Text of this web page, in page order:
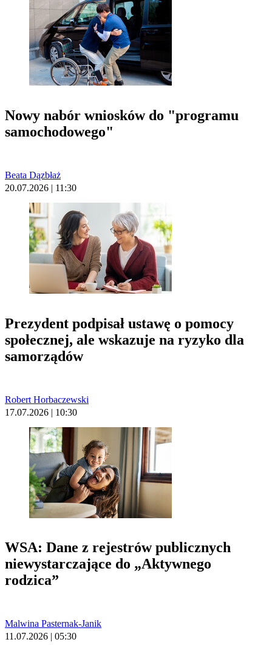
Nowy nabór wniosków do "programu
samochodowego"
Beata Dązbłaż
20.07.2026 | 11:30
Prezydent podpisał ustawę o pomocy
społecznej, ale wskazuje na ryzyko dla
samorządów
Robert Horbaczewski
17.07.2026 | 10:30
WSA: Dane z rejestrów publicznych
niewystarczające do „Aktywnego
rodzica”
Malwina Pasternak-Janik
11.07.2026 | 05:30